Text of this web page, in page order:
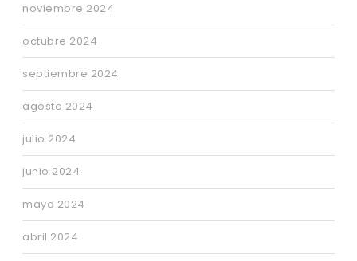
noviembre 2024
octubre 2024
septiembre 2024
agosto 2024
julio 2024
junio 2024
mayo 2024
abril 2024